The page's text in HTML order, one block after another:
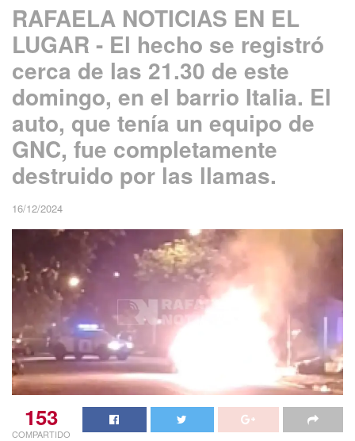
RAFAELA NOTICIAS EN EL
LUGAR - El hecho se registró
cerca de las 21.30 de este
domingo, en el barrio Italia. El
auto, que tenía un equipo de
GNC, fue completamente
destruido por las llamas.
16/12/2024
153
COMPARTIDO